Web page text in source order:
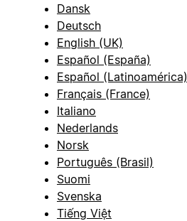
Dansk
Deutsch
English (UK)
Español (España)
Español (Latinoamérica)
Français (France)
Italiano
Nederlands
Norsk
Português (Brasil)
Suomi
Svenska
Tiếng Việt